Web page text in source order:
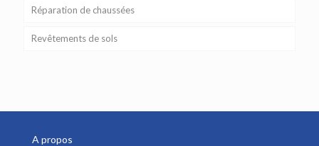
Réparation de chaussées
Revêtements de sols
A propos